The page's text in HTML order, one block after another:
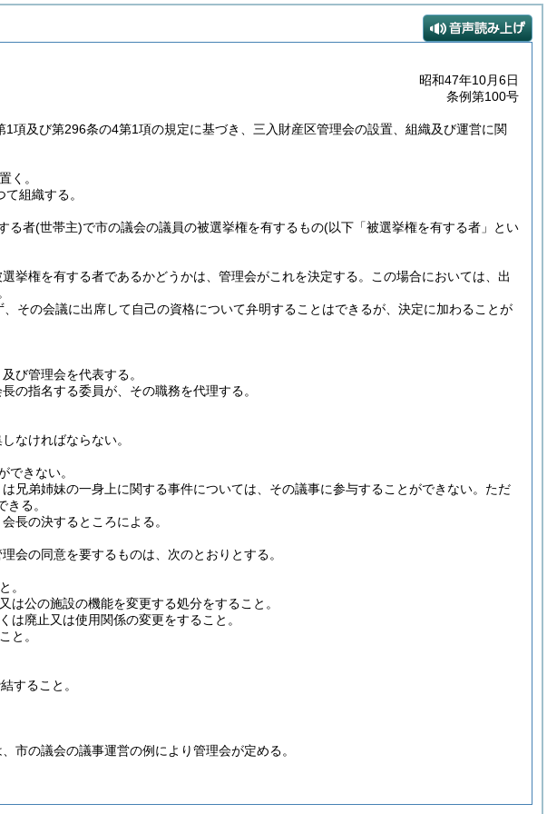
昭和47年10月6日
条例第100号
1項及び第296条の4第1項の規定に基づき、三入財産区管理会の設置、組織及び運営に関
く。
組織する。
る者(世帯主)で市の議会の議員の被選挙権を有するもの(以下「被選挙権を有する者」とい
挙権を有する者であるかどうかは、管理会がこれを決定する。
この場合においては、出
その会議に出席して自己の資格について弁明することはできるが、決定に加わることが
び管理会を代表する。
の指名する委員が、その職務を代理する。
なければならない。
できない。
兄弟姉妹の一身上に関する事件については、その議事に参与することができない。 ただ
る。
長の決するところによる。
会の同意を要するものは、次のとおりとする。
。
公の施設の機能を変更する処分をすること。
は廃止又は使用関係の変更をすること。
と。
すること。
市の議会の議事運営の例により管理会が定める。